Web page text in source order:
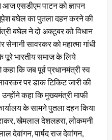
आज एसडीएम पाटन को ज्ञापन
बघेल का पुतला दहन करने की
बघेल ने दो अक्टूबर को विधान
सावरकर को महात्मा गांधी
पूरे भारतीय समाज के लिये
कि जब पूर्व प्रधानमंत्री स्व
पर डाक टिकिट जारी की
कहा कि मुख्यमंत्री माफी
के सामने पुतला दहन किया
खेमलाल देशलहरा, लोकमनी
देवांगन, पार्षद राज देवांगन,